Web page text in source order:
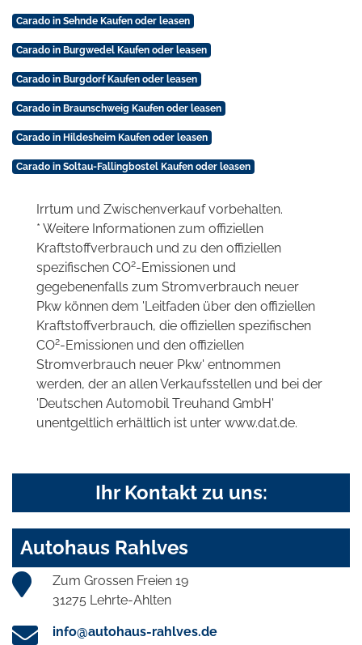
Carado in Sehnde Kaufen oder leasen
Carado in Burgwedel Kaufen oder leasen
Carado in Burgdorf Kaufen oder leasen
Carado in Braunschweig Kaufen oder leasen
Carado in Hildesheim Kaufen oder leasen
Carado in Soltau-Fallingbostel Kaufen oder leasen
Irrtum und Zwischenverkauf vorbehalten.
* Weitere Informationen zum offiziellen
Kraftstoffverbrauch und zu den offiziellen
spezifischen CO2-Emissionen und
gegebenenfalls zum Stromverbrauch neuer
Pkw können dem 'Leitfaden über den offiziellen
Kraftstoffverbrauch, die offiziellen spezifischen
CO2-Emissionen und den offiziellen
Stromverbrauch neuer Pkw' entnommen
werden, der an allen Verkaufsstellen und bei der
'Deutschen Automobil Treuhand GmbH'
unentgeltlich erhältlich ist unter www.dat.de.
Ihr Kontakt zu uns:
Autohaus Rahlves
Zum Grossen Freien 19
31275 Lehrte-Ahlten
info@autohaus-rahlves.de